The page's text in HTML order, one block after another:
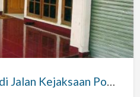
Rumah Kost Wanita di Jalan Kejaksaan Pondok Bambu Duren Sawit Jakarta Timur